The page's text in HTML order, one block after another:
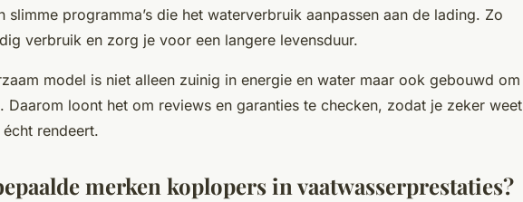
slimme programma’s die het waterverbruik aanpassen aan de lading. Zo
verbruik en zorg je voor een langere levensduur.
model is niet alleen zuinig in energie en water maar ook gebouwd om
Daarom loont het om reviews en garanties te checken, zodat je zeker weet
rendeert.
merken koplopers in vaatwasserprestaties?